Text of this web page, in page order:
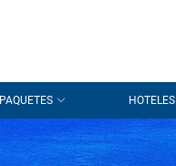
PAQUETES HOTELES